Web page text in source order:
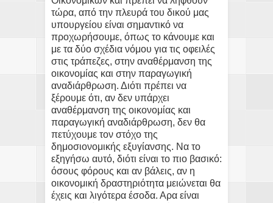
τώρα, από την πλευρά του δικού μας
υπουργείου είναι σημαντικό να
προχωρήσουμε, όπως το κάνουμε και
με τα δύο σχέδια νόμου για τις οφειλές
στις τράπεζες, στην αναθέρμανση της
οικονομίας και στην παραγωγική
αναδιάρθρωση. Διότι πρέπει να
ξέρουμε ότι, αν δεν υπάρχει
αναθέρμανση της οικονομίας και
παραγωγική αναδιάρθρωση, δεν θα
πετύχουμε τον στόχο της
δημοσιονομικής εξυγίανσης. Να το
εξηγήσω αυτό, διότι είναι το πιο βασικό:
όσους φόρους και αν βάλεις, αν η
οικονομική δραστηριότητα μειώνεται θα
έχεις και λιγότερα έσοδα. Αρα είναι